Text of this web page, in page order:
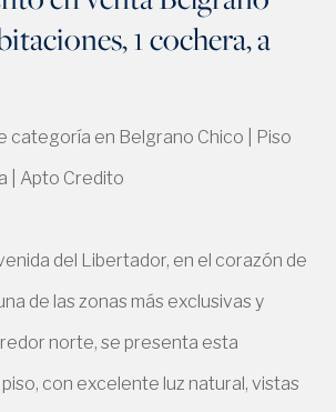
1 cochera, a
categoría en Belgrano Chico | Piso
| Apto Credito
del Libertador, en el corazón de
de las zonas más exclusivas y
norte, se presenta esta
piso, con excelente luz natural, vistas